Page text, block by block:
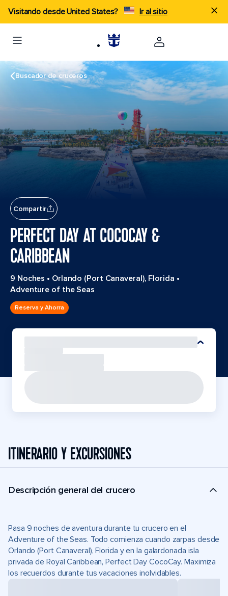
Visitando desde United States? Ir al sitio
Buscador de cruceros
Compartir
PERFECT DAY AT COCOCAY &
CARIBBEAN
9 Noches • Orlando (Port Canaveral), Florida •
Adventure of the Seas
Reserva y Ahorra
ITINERARIO Y EXCURSIONES
Descripción general del crucero
Pasa 9 noches de aventura durante tu crucero en el
Adventure of the Seas. Todo comienza cuando zarpas desde
Orlando (Port Canaveral), Florida y en la galardonada isla
privada de Royal Caribbean, Perfect Day CocoCay. Maximiza
los recuerdos durante tus vacaciones inolvidables.